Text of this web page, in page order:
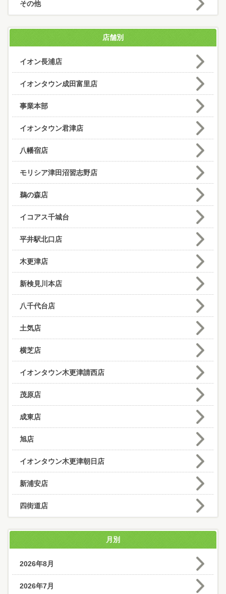
その他
店舗別
イオン長浦店
イオンタウン成田富里店
事業本部
イオンタウン君津店
八幡宿店
モリシア津田沼習志野店
鵜の森店
イコアス千城台
平井駅北口店
木更津店
新検見川本店
八千代台店
土気店
横芝店
イオンタウン木更津請西店
茂原店
成東店
旭店
イオンタウン木更津朝日店
新浦安店
四街道店
月別
2026年8月
2026年7月